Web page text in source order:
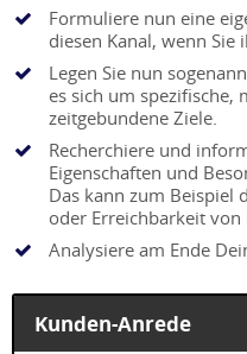
Formuliere nun eine
diesen Kanal, wenn
Legen Sie nun
es sich um spezifische,
zeitgebundene Ziele.
Recherchiere und
Eigenschaften und
Das kann zum Beispiel
oder Erreichbarkeit
Analysiere am Ende
Kunden-Anrede